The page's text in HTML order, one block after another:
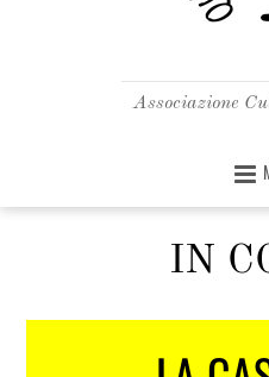
Associazione
IN